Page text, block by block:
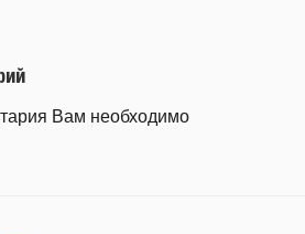
Вам необходимо